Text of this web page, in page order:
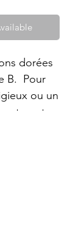
dorées
B. Pour
ou un
peut